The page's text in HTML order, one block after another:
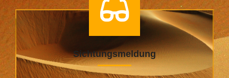
Sichtungsmeldung